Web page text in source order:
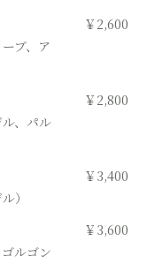
ブ、ア
￥2,600
、パル
￥2,800
）
￥3,400
ルゴン
￥3,600